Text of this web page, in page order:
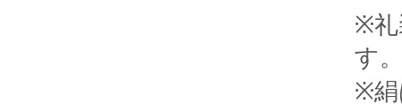
※礼
す
※絹